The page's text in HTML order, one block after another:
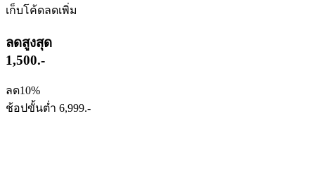
เก็บโค้ดลดเพิ่ม
ลดสูงสุด
1,500.-
ลด10%
ช้อปขั้นต่ำ 6,999.-